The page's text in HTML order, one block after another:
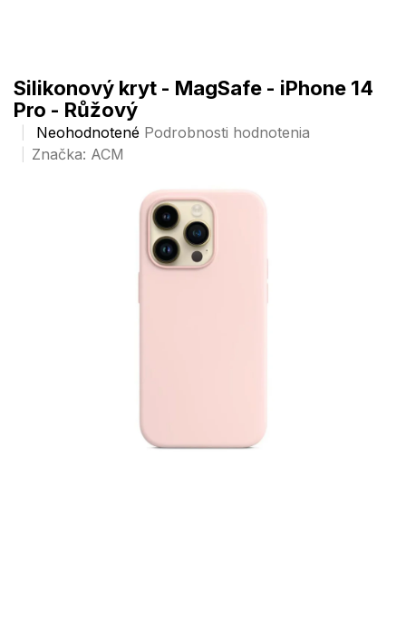
Silikonový kryt - MagSafe - iPhone 14
Pro - Růžový
Priemerné
hodnotenie
Neohodnotené Podrobnosti hodnotenia
Značka: ACM